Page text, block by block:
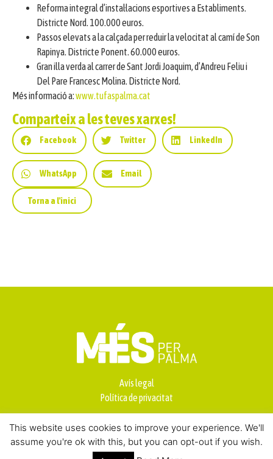
Reforma integral d’instal·lacions esportives a Establiments.
Districte Nord. 100.000 euros.
Passos elevats a la calçada per reduir la velocitat al camí de Son
Rapinya. Districte Ponent. 60.000 euros.
Gran illa verda al carrer de Sant Jordi Joaquim, d’Andreu Feliu i
Del Pare Francesc Molina. Districte Nord.
Més informació a:www.tufaspalma.cat
Comparteix a les teves xarxes!
Facebook Twitter LinkedIn
WhatsApp Email
Torna a l'inici
Avís legal
Política de privacitat
This website uses cookies to improve your experience. We'll
assume you're ok with this, but you can opt-out if you wish.